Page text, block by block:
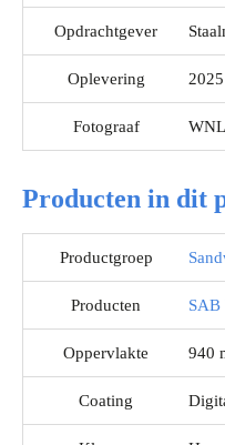
Opdrachtgever
Oplevering 2025
Fotograaf WNL
Producten in dit
Productgroep
Producten SAB
Oppervlakte 940
Coating